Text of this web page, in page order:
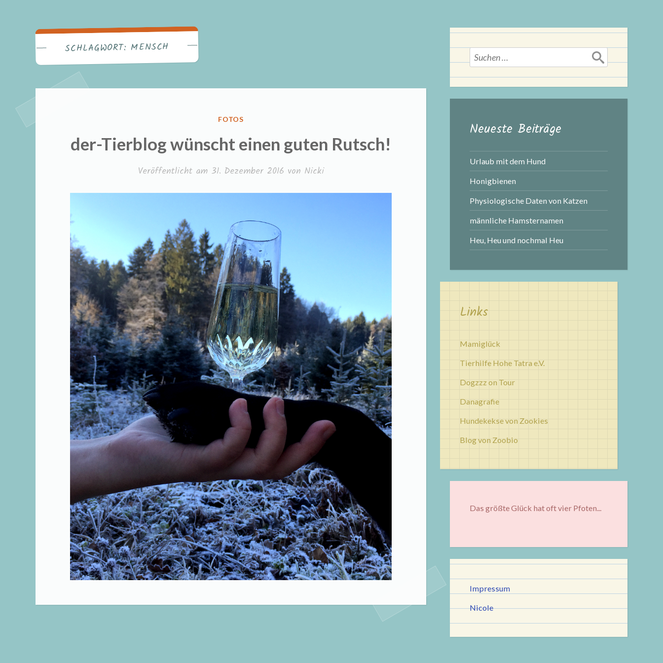
SCHLAGWORT: MENSCH
VERÖFFENTLICHT
FOTOS
der-Tierblog wünscht einen guten Rutsch!
Veröffentlicht am 31. Dezember 2016 von Nicki
Suchen
nach:
Neueste Beiträge
Urlaub mit dem Hund
Honigbienen
Physiologische Daten von Katzen
männliche Hamsternamen
Heu, Heu und nochmal Heu
Links
Mamiglück
Tierhilfe Hohe Tatra e.V.
Dogzzz on Tour
Danagrafie
Hundekekse von Zookies
Blog von Zoobio
Das größte Glück hat oft vier Pfoten...
Impressum
Nicole